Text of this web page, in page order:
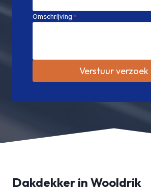
Omschrijving*
Verstuur verzoek
Dakdekker in Wooldrik